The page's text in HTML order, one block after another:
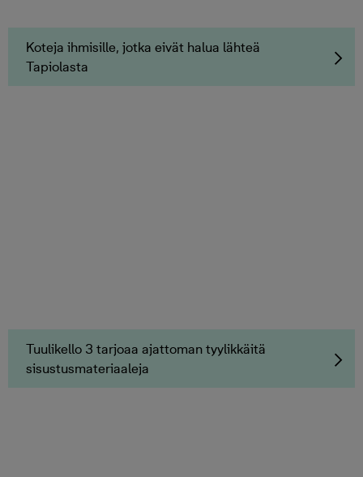
Koteja ihmisille, jotka eivät halua lähteä
Tapiolasta
Tuulikello 3 tarjoaa ajattoman tyylikkäitä
sisustusmateriaaleja